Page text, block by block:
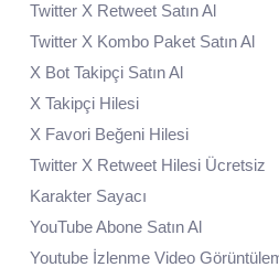
Twitter X Retweet Satın Al
Twitter X Kombo Paket Satın Al
X Bot Takipçi Satın Al
X Takipçi Hilesi
X Favori Beğeni Hilesi
Twitter X Retweet Hilesi Ücretsiz
Karakter Sayacı
YouTube Abone Satın Al
Youtube İzlenme Video